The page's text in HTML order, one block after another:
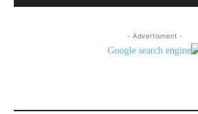
- Advertisment -